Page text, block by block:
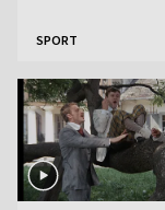
SPORT